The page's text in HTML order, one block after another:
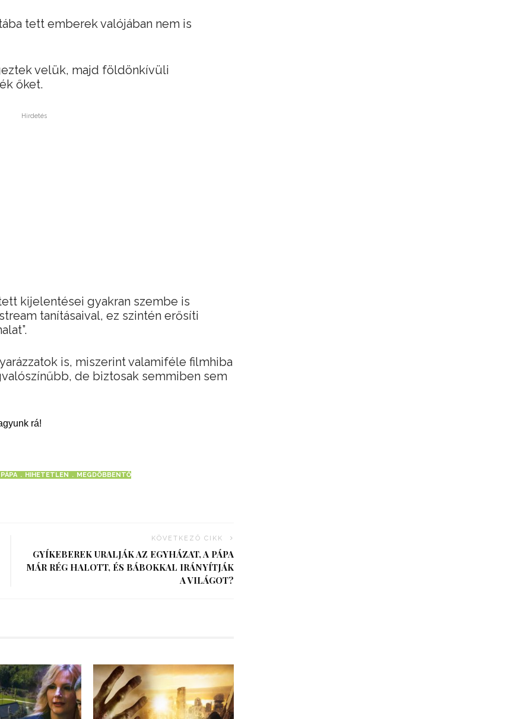
tett emberek valójában nem is
velük, majd földönkívüli
őket.
Hirdetés
kijelentései gyakran szembe is
tanításaival, ez szintén erősíti
is, miszerint valamiféle filmhiba
de biztosak semmiben sem
rá!
HIHETETLEN MEGDÖBBENTŐ
KÖVETKEZŐ CIKK
GYÍKEBEREK URALJÁK AZ EGYHÁZAT, A PÁPA
MÁR RÉG HALOTT, ÉS BÁBOKKAL IRÁNYÍTJÁK
A VILÁGOT?